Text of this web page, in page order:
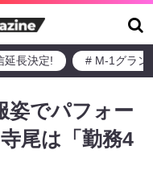
延長決定! # M-1グラン
姿でパフォー
尾は「勤務4